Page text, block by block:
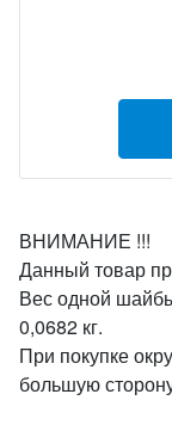
ВНИМАНИЕ !!!
Данный товар
Вес одной
0,0682 кг.
При покупке
большую